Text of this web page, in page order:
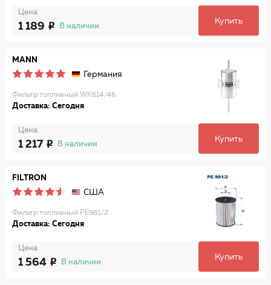
Цена
1 189 В наличии
Купить
MANN
Германия
Фильтр топливный WK614/46
Доставка: Сегодня
Цена
1 217 В наличии
Купить
FILTRON
США
Фильтр топливный PE981/2
Доставка: Сегодня
Цена
1 564 В наличии
Купить